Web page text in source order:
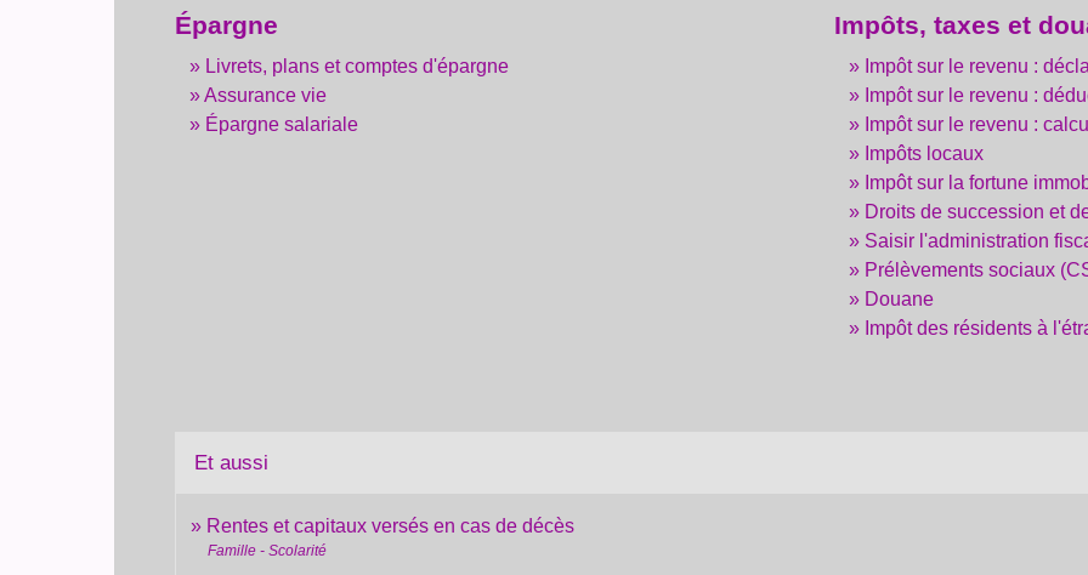
Épargne
Livrets, plans et comptes d'épargne
Assurance vie
Épargne salariale
Impôts, taxes et
Impôt sur le revenu :
Impôt sur le revenu :
Impôt sur le revenu :
Impôts locaux
Impôt sur la fortune
Droits de succession et
Saisir l'administration
Prélèvements sociaux
Douane
Impôt des résidents à
Et aussi
Rentes et capitaux versés en cas de décès
Famille - Scolarité